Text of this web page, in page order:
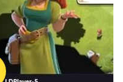
ярких и
те самые первые